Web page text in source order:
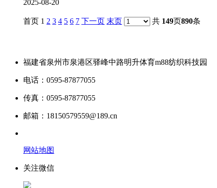
2025-08-20
首页 1 2 3 4 5 6 7 下一页 末页 共 149页890条
福建省泉州市泉港区驿峰中路明升体育m88纺织科技园
电话：0595-87877055
传真：0595-87877055
邮箱：18150579559@189.cn
网站地图
关注微信